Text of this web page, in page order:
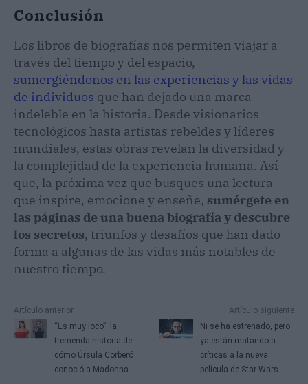
Conclusión
Los libros de biografías nos permiten viajar a
través del tiempo y del espacio,
sumergiéndonos en las experiencias y las vidas
de individuos que han dejado una marca
indeleble en la historia. Desde visionarios
tecnológicos hasta artistas rebeldes y líderes
mundiales, estas obras revelan la diversidad y
la complejidad de la experiencia humana. Así
que, la próxima vez que busques una lectura
que inspire, emocione y enseñe, sumérgete en
las páginas de una buena biografía y descubre
los secretos, triunfos y desafíos que han dado
forma a algunas de las vidas más notables de
nuestro tiempo.
Artículo anterior
“Es muy loco”: la
tremenda historia de
cómo Úrsula Corberó
conoció a Madonna
Artículo siguiente
Ni se ha estrenado, pero
ya están matando a
críticas a la nueva
película de Star Wars